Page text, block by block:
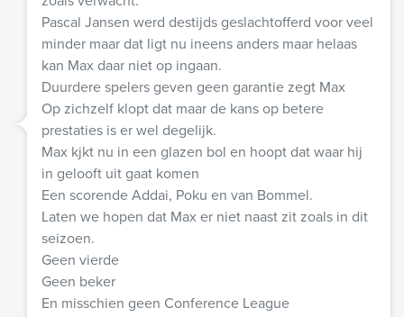
Pascal Jansen werd destijds geslachtofferd voor veel
minder maar dat ligt nu ineens anders maar helaas
kan Max daar niet op ingaan.
Duurdere spelers geven geen garantie zegt Max
Op zichzelf klopt dat maar de kans op betere
prestaties is er wel degelijk.
Max kjkt nu in een glazen bol en hoopt dat waar hij
in gelooft uit gaat komen
Een scorende Addai, Poku en van Bommel.
Laten we hopen dat Max er niet naast zit zoals in dit
seizoen.
Geen vierde
Geen beker
En misschien geen Conference League